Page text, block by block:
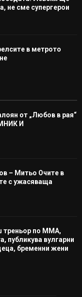
не сме супергерои
в метрото
от „Любов в рая“
И
– Митьо Очите в
с ужасяваща
по ММА,
публикува вулгарни
бременни жени